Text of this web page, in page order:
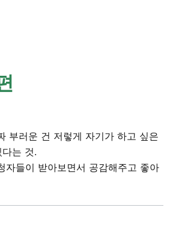
부러운 건 저렇게 자기가 하고 싶은
는 것.
자들이 받아보면서 공감해주고 좋아